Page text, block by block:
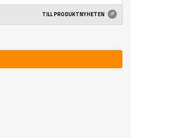
TILL PRODUKTNYHETEN